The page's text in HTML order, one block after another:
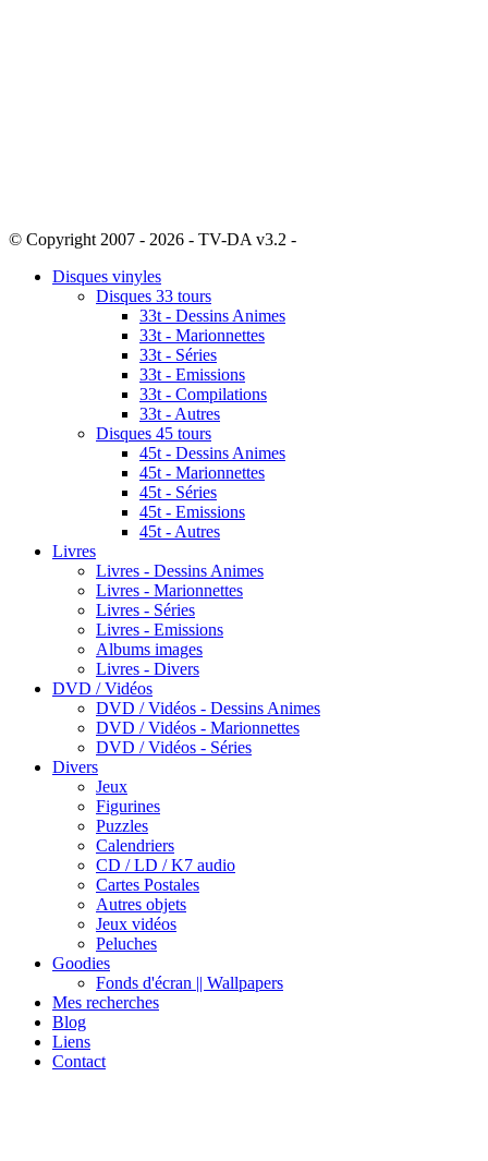
© Copyright 2007 - 2026 - TV-DA v3.2 -
Disques vinyles
Disques 33 tours
33t - Dessins Animes
33t - Marionnettes
33t - Séries
33t - Emissions
33t - Compilations
33t - Autres
Disques 45 tours
45t - Dessins Animes
45t - Marionnettes
45t - Séries
45t - Emissions
45t - Autres
Livres
Livres - Dessins Animes
Livres - Marionnettes
Livres - Séries
Livres - Emissions
Albums images
Livres - Divers
DVD / Vidéos
DVD / Vidéos - Dessins Animes
DVD / Vidéos - Marionnettes
DVD / Vidéos - Séries
Divers
Jeux
Figurines
Puzzles
Calendriers
CD / LD / K7 audio
Cartes Postales
Autres objets
Jeux vidéos
Peluches
Goodies
Fonds d'écran || Wallpapers
Mes recherches
Blog
Liens
Contact